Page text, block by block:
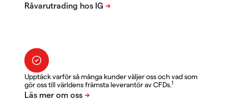
Upptäck varför så många kunder väljer oss och vad som
gör oss till världens främsta leverantör av CFDs.1